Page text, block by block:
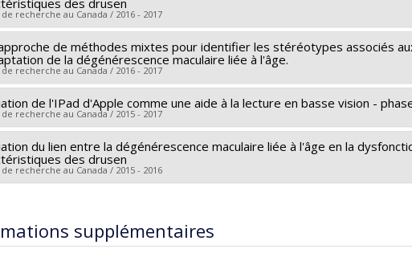
: Julie-Andrée Marinier
de financement :FRQS/Fonds de recherche du Québec - Santé (FRSQ)
de subvention :PVXXXXXX-Recherches sur la dégénérescence
recherche au Canada / 2016 - 2017
principal : Olga Overbury
: Pierre Forcier,Julie-Andrée Marinier
de financement :FRQS/Fonds de recherche du Québec - Santé (FRSQ)
de subvention :PVXXXXXX-Recherches sur la dégénérescence
de méthodes mixtes pour identifier les stéréotypes associés
de la dégénérescence maculaire liée à l'âge.
recherche au Canada / 2016 - 2017
principal : Walter Wittich
:Julie-Andrée Marinier,Aaron Johnson,Kenneth Southall
de financement :FRQS/Fonds de recherche du Québec - Santé (FRSQ)
de subvention :PVXXXXXX-Recherches sur la dégénérescence
de l'IPad d'Apple comme une aide à la lecture en basse vision -
recherche au Canada / 2015 - 2017
principal : Walter Wittich
: Julie-Andrée Marinier
de financement :FRQS/Fonds de recherche du Québec - Santé (FRSQ)
du lien entre la dégénérescence maculaire liée à l'âge en la
des drusen
recherche au Canada / 2015 - 2016
:
Julie-Andrée Marinier
de financement :FRQS/Fonds de recherche du Québec - Santé (FRSQ)
supplémentaires